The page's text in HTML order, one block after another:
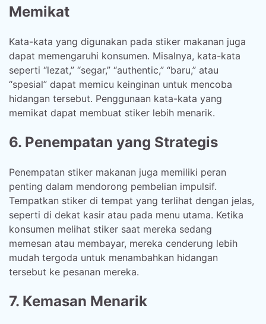
Memikat
Kata-kata yang digunakan pada stiker makanan juga
dapat memengaruhi konsumen. Misalnya, kata-kata
seperti “lezat,” “segar,” “authentic,” “baru,” atau
“spesial” dapat memicu keinginan untuk mencoba
hidangan tersebut. Penggunaan kata-kata yang
memikat dapat membuat stiker lebih menarik.
6. Penempatan yang Strategis
Penempatan stiker makanan juga memiliki peran
penting dalam mendorong pembelian impulsif.
Tempatkan stiker di tempat yang terlihat dengan jelas,
seperti di dekat kasir atau pada menu utama. Ketika
konsumen melihat stiker saat mereka sedang
memesan atau membayar, mereka cenderung lebih
mudah tergoda untuk menambahkan hidangan
tersebut ke pesanan mereka.
7. Kemasan Menarik